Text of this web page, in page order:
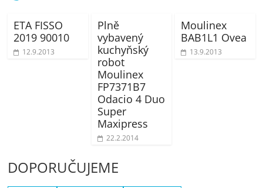
ETA FISSO
2019 90010
12.9.2013
Plně
vybavený
kuchyňský
robot
Moulinex
FP7371B7
Odacio 4 Duo
Super
Maxipress
22.2.2014
Moulinex
BAB1L1 Ovea
13.9.2013
DOPORUČUJEME